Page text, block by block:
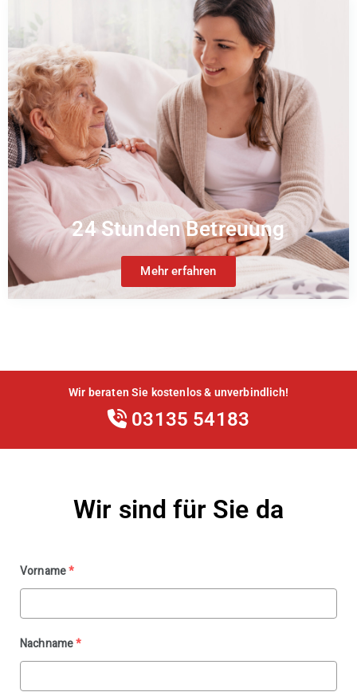
24 Stunden Betreuung
Mehr erfahren
Wir beraten Sie kostenlos & unverbindlich!
03135 54183
Wir sind für Sie da
Vorname*
Nachname*